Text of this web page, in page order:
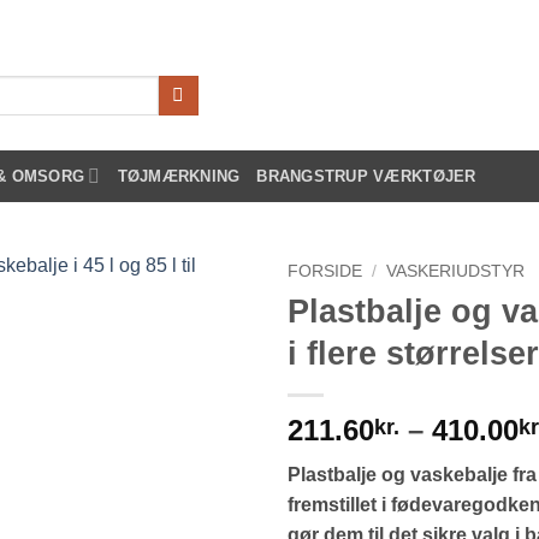
OMSORG TØJMÆRKNING BRANGSTRUP VÆRKTØJER
FORSIDE / VASKERIUDSTYR
Plastbalje og
i flere størrelser
211.60kr. – 410.00
Plastbalje og vaskebalje
fremstillet i
gør dem til det sikre valg i